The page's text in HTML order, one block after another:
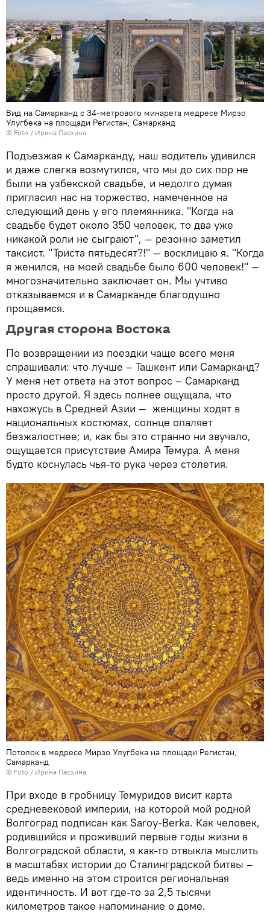
Вид на Самарканд с 34-метрового минарета медресе Мирзо
Улугбека на площади Регистан, Самарканд
© Foto / Ирина Пасхина
Подъезжая к Самарканду, наш водитель удивился
и даже слегка возмутился, что мы до сих пор не
были на узбекской свадьбе, и недолго думая
пригласил нас на торжество, намеченное на
следующий день у его племянника. "Когда на
свадьбе будет около 350 человек, то два уже
никакой роли не сыграют", — резонно заметил
таксист. "Триста пятьдесят?!" — восклицаю я. "Когда
я женился, на моей свадьбе было 600 человек!" —
многозначительно заключает он. Мы учтиво
отказываемся и в Самарканде благодушно
прощаемся.
Другая сторона Востока
По возвращении из поездки чаще всего меня
спрашивали: что лучше – Ташкент или Самарканд?
У меня нет ответа на этот вопрос – Самарканд
просто другой. Я здесь полнее ощущала, что
нахожусь в Средней Азии — женщины ходят в
национальных костюмах, солнце опаляет
безжалостнее; и, как бы это странно ни звучало,
ощущается присутствие Амира Темура. А меня
будто коснулась чья-то рука через столетия.
Потолок в медресе Мирзо Улугбека на площади Регистан,
Самарканд
© Foto / Ирина Пасхина
При входе в гробницу Темуридов висит карта
средневековой империи, на которой мой родной
Волгоград подписан как Saroy-Berka. Как человек,
родившийся и проживший первые годы жизни в
Волгоградской области, я как-то отвыкла мыслить
в масштабах истории до Сталинградской битвы –
ведь именно на этом строится региональная
идентичность. И вот где-то за 2,5 тысячи
километров такое напоминание о доме.